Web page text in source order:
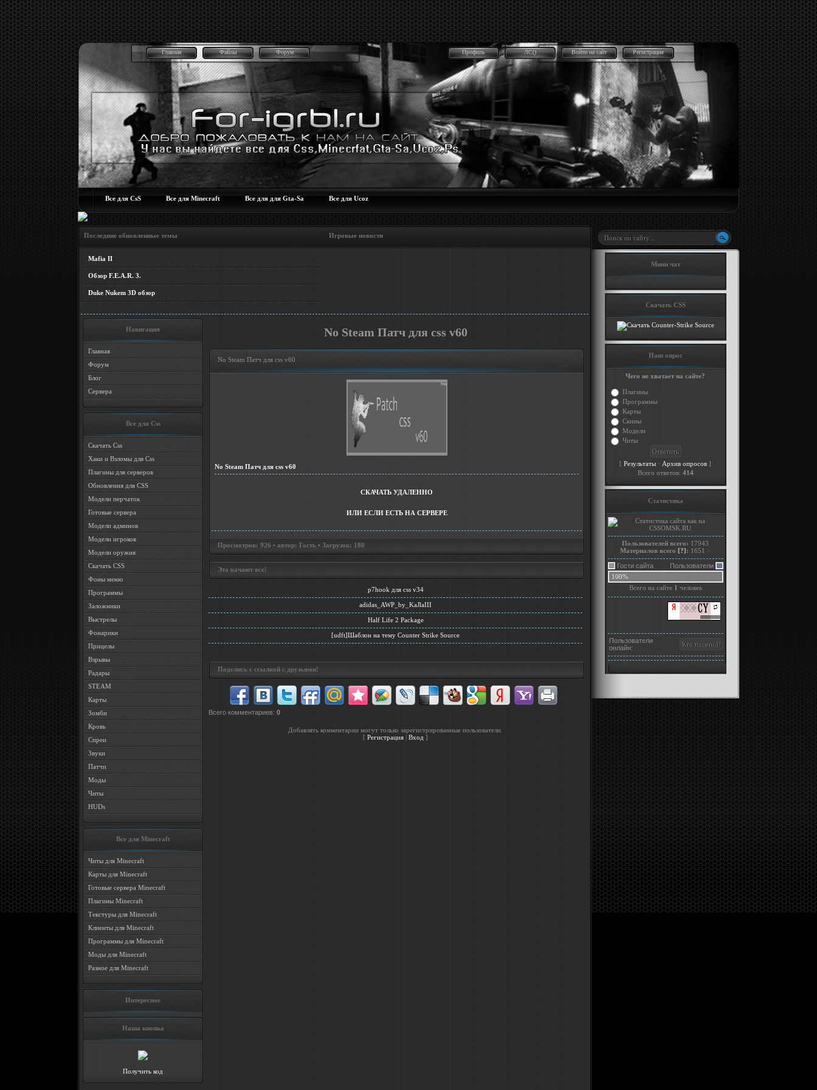
Главная Файлы Форум Профиль ЛС() Войти на сайт Регистрация
Все для CsS Все для Minecraft Все для для Gta-Sa Все для Ucoz
Последние обновленные темы Игровые новости
Mafia II
Обзор F.E.A.R. 3.
Duke Nukem 3D обзор
Навигация
Главная
Форум
Блог
Сервера
Все для Css
Скачать Css
Хаки и Взломы для Css
Плагины для серверов
Обновления для CSS
Модели перчаток
Готовые сервера
Модели админов
Модели игроков
Модели оружия
Скачать CSS
Фоны меню
Программы
Заложники
Выстрелы
Фонарики
Прицелы
Взрывы
Радары
STEAM
Карты
Зомби
Кровь
Спреи
Звуки
Патчи
Моды
Читы
HUDs
Все для Minecraft
Читы для Minecraft
Карты для Minecraft
Готовые сервера Minecraft
Плагины Minecraft
Текстуры для Minecraft
Клиенты для Minecraft
Программы для Minecraft
Моды для Minecraft
Разное для Minecraft
Интересное
Наша кнопка
Получить код
No Steam Патч для css v60
No Steam Патч для css v60
No Steam Патч для css v60
СКАЧАТЬ УДАЛЕННО
ИЛИ ЕСЛИ ЕСТЬ НА СЕРВЕРЕ
Просмотров: 926 • автор: Гость • Загрузок: 180
Эта качают все!
p7hook для css v34
adidas_AWP_by_KaJlaIII
Half Life 2 Package
[udft]Шаблон на тему Counter Strike Source
Поделись с ссылкой с друзьями!
Всего комментариев: 0
Добавлять комментарии могут только зарегистрированные пользователи.
[ Регистрация Вход ]
Мини чат
Скачать CSS
Наш опрос
Чего не хватает на сайте?
Плагины
Программы
Карты
Скины
Модели
Читы
[ Результаты · Архив опросов ]
Всего ответов: 414
Статистика
Пользователей всего: 17943
Материалов всего [?]: 1651 +
Гости сайта
Пользователи
100%
Всего на сайте 1 человек
Пользователи
онлайн: